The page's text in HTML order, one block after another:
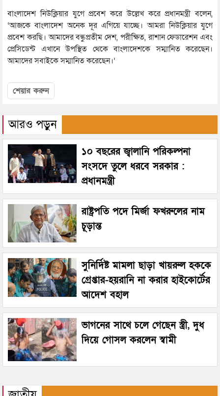
বাংলাদেশ নিউক্লিয়ার যুগে প্রবেশ করে উল্লেখ করে প্রধানমন্ত্রী বলেন,
‘আজকে বাংলাদেশ অনেক দূর এগিয়ে যাচ্ছে। আমরা নিউক্লিয়ার যুগে
প্রবেশ করছি। আমাদের বন্ধুপ্রতীম দেশ, পরীক্ষিত, রাশান ফেডারেশন এবং
প্রেসিডেন্ট এখানে উপস্থিত থেকে বাংলাদেশকে সম্মানিত করেছেন।
আমাদের সবাইকে সম্মানিত করেছেন।’
শেয়ার করুন
আরও পড়ুন
১০ বছরের জ্বালানি পরিকল্পনা
সংসদে তুলে ধরবে সরকার :
প্রধানমন্ত্রী
রাষ্ট্রপতি পদে মির্জা ফখরুলের নাম
চূড়ান্ত
সুনির্দিষ্ট মামলা ছাড়া খায়রুল হককে
গ্রেপ্তার-হয়রানি না করার হাইকোর্টের
আদেশ বহাল
ভাগনের সাথে চলে গেছেন স্ত্রী, দুধ
দিয়ে গোসল করলেন স্বামী